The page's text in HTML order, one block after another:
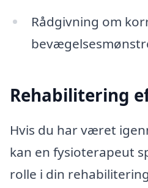
Rådgivning om
Rehabilitering
Hvis du har været
kan en fysioterapeut
rolle i din